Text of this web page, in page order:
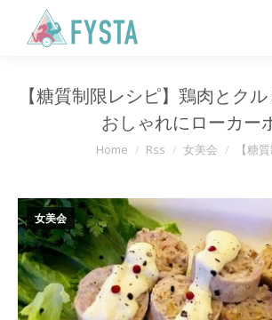
【糖質制限レシピ】鶏肉とク
おしゃれにローカー
You are here:
Home Rss 女美会 【糖
女美会